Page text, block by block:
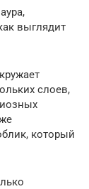
выглядит
слоев,
который